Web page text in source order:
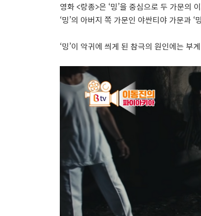
영화<랑종>은 ‘밍’을 중심으로 두 가문의
‘밍’의 아버지 쪽 가문인 야싼티야 가문과 ‘밍
‘밍’이 악귀에 씌게 된 참극의 원인에는 부